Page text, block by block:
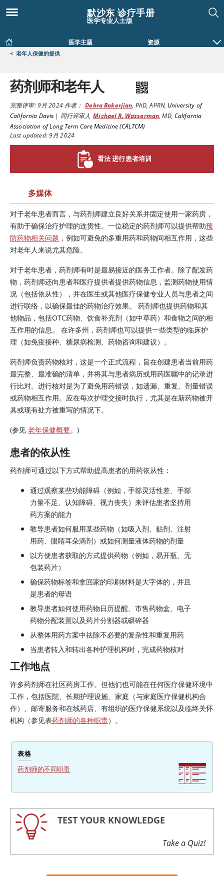
默沙东 诊疗手册
医学专业人士版
医学主题 资源
< 老年人保健的提供
药剂师和老年人
完整评审:9月 2024作者： Debra Bakerjian, PhD, APRN, University of
California Davis | 同行评审人 Michael R. Wasserman,MD, California
Association of Long Term Care Medicine (CALTCM)
Last updated: 9月 2024
看法 进行患者培训
多媒体
对于老年患者而言，与药剂师建立良好关系并固定使用一家药房，
有助于确保治疗护理的连贯性。一位稳定的药剂师可以提供帮助预
防药物相关问题 ，例如可避免的多重用药和药物间相互作用，这些
对老年人来说尤其危险。
对于老年患者，药剂师有时是最易接近的医务工作者。除了配发药
物，药剂师还向患者和医疗提供者提供药物信息，监测药物使用情
况（包括依从性），并在医生或其他医疗保健专业人员与患者之间
进行联络，以确保最佳的药物治疗效果。 药剂师也提供药物和其
他物品，包括OTC药物、饮食补充剂（如中草药）和食物之间的相
互作用的信息。 在许多州，药剂师也可以提供一些类型的临床护
理（如免疫接种、糖尿病检测、药物咨询和建议）。
药剂师负责药物核对，这是一个正式流程，旨在创建患者当前用药
最完整、最准确的清单，并将其与患者病历或用药医嘱中的记录进
行比对。进行核对是为了避免用药错误，如遗漏、重复、剂量错误
或药物相互作用。应在每次护理交接时执行，尤其是在新药物被开
具或现有处方被重写的情况下。
(参见 老年保健概要。)
患者的依从性
药剂师可通过以下方式帮助提高患者的用药依从性：
通过观察某些功能障碍（例如，手部灵活性差、手部
力量不足、认知障碍、视力丧失）来评估患者坚持用
药方案的能力
教导患者如何服用某些药物（如吸入剂、贴剂、注射
用药、眼睛耳朵滴剂）或如何测量液体药物的剂量
以方便患者获取的方式提供药物（例如，易开瓶、无
包装药片）
确保药物标签和拿回家的印刷材料是大字体的，并且
是患者的母语
教导患者如何使用药物日历提醒、市售药物盒、电子
药物分配装置以及药片分割器或碾碎器
从整体用药方案中祛除不必要的复杂性和重复用药
当患者转入和转出各种护理机构时，完成药物核对
工作地点
许多药剂师在社区药房工作。但他们也可能在任何医疗保健环境中
工作，包括医院、长期护理设施、家庭（与家庭医疗保健机构合
作）、邮寄服务和在线药店、有组织的医疗保健系统以及临终关怀
机构（参见表药剂师的各种职责）。
表格
药剂师的不同职责
TEST YOUR KNOWLEDGE
Take a Quiz!